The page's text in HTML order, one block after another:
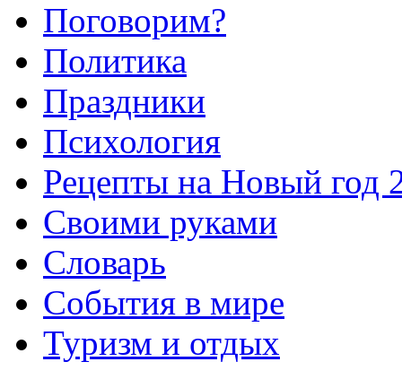
Поговорим?
Политика
Праздники
Психология
Рецепты на Новый год
Своими руками
Словарь
События в мире
Туризм и отдых